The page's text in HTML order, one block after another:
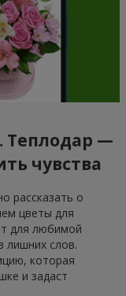
Теплодар —
чувства
рассказать о
цветы для
для любимой
лишних слов.
которая
и задаст